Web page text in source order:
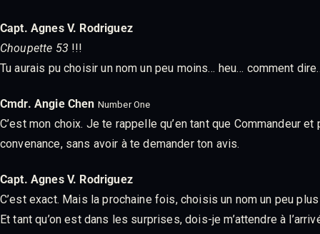
Capt. Agnes V. Rodriguez
Choupette 53!!!
Tu aurais pu choisir un nom un peu moins… heu… comment
Cmdr. Angie Chen Number One
C’est mon choix. Je te rappelle qu’en tant que Commandeur
convenance, sans avoir à te demander ton avis.
Capt. Agnes V. Rodriguez
C’est exact. Mais la prochaine fois, choisis un nom un peu
Et tant qu’on est dans les surprises, dois-je m’attendre à